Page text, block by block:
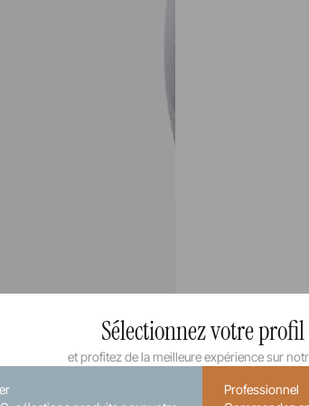
Sélectionnez votre profil
et profitez de la meilleure expérience sur
Professionnel